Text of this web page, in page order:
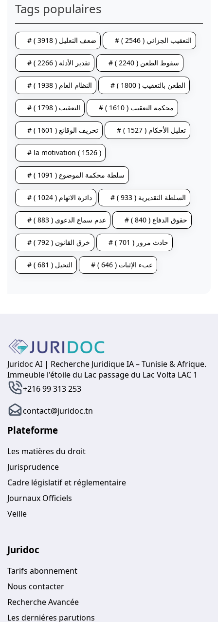
Tags populaires
# ضعف التعليل ( 3918 ) # التعقيب الجزائي ( 2546 )
# تقدير الأدلة ( 2266 ) # سقوط الطعن ( 2240 )
# النظام العام ( 1938 ) # الطعن بالتعقيب ( 1800 )
# التعقيب ( 1798 ) # محكمة التعقيب ( 1610 )
# تحريف الوقائع ( 1601 ) # تعليل الأحكام ( 1527 )
# la motivation ( 1526 )
# سلطة محكمة الموضوع ( 1091 )
# دائرة الاتهام ( 1024 ) # السلطة التقديرية ( 933 )
# عدم سماع الدعوى ( 883 ) # حقوق الدفاع ( 840 )
# خرق القانون ( 792 ) # حادث مرور ( 701 )
# التحيل ( 681 ) # عبء الإثبات ( 646 )
Juridoc AI | Recherche Juridique IA – Tunisie & Afrique.
Immeuble l'étoile du Lac passage du Lac Volta LAC 1
+216 99 313 253
contact@juridoc.tn
Plateforme
Les matières du droit
Jurisprudence
Cadre législatif et réglementaire
Journaux Officiels
Veille
Juridoc
Tarifs abonnement
Nous contacter
Recherche Avancée
Les derniéres parutions